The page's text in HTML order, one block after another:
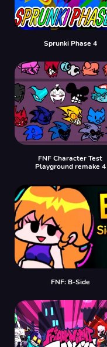
Sprunki Phase 4
FNF Character Test
Playground remake 4
FNF: B-Side